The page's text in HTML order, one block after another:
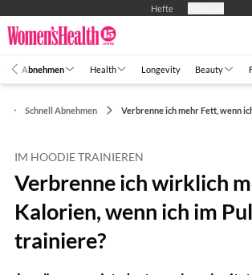
Hefte
Abnehmen Health Longevity Beauty
Schnell Abnehmen Verbrenne ich mehr Fett, wenn
IM HOODIE TRAINIEREN
Verbrenne ich wirklich
Kalorien, wenn ich im
trainiere?